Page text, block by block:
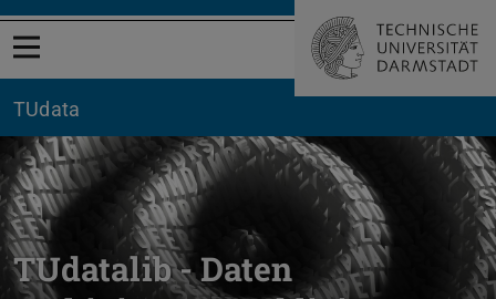
Menü öffnen
TUdata
TUdatalib - Daten